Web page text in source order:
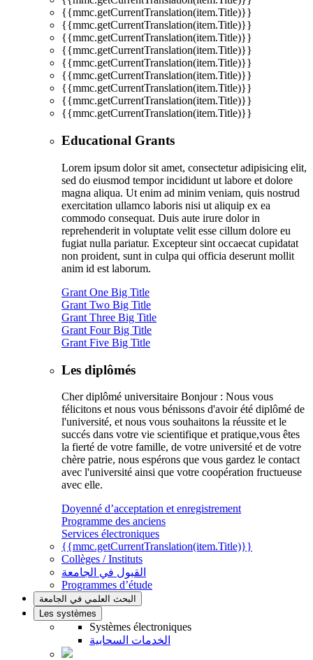
{{mmc.getCurrentTranslation(item.Title)}}
{{mmc.getCurrentTranslation(item.Title)}}
{{mmc.getCurrentTranslation(item.Title)}}
{{mmc.getCurrentTranslation(item.Title)}}
{{mmc.getCurrentTranslation(item.Title)}}
{{mmc.getCurrentTranslation(item.Title)}}
{{mmc.getCurrentTranslation(item.Title)}}
{{mmc.getCurrentTranslation(item.Title)}}
{{mmc.getCurrentTranslation(item.Title)}}
Educational Grants
Lorem ipsum dolor sit amet, consectetur adipisicing elit,
sed do eiusmod tempor incididunt ut labore et dolore
magna aliqua. Ut enim ad minim veniam, quis nostrud
exercitation ullamco laboris nisi ut aliquip ex ea
commodo consequat. Duis aute irure dolor in
reprehenderit in voluptate velit esse cillum dolore eu
fugiat nulla pariatur. Excepteur sint occaecat cupidatat
non proident, sunt in culpa qui officia deserunt mollit
anim id est laborum.
Grant One Big Title
Grant Two Big Title
Grant Three Big Title
Grant Four Big Title
Grant Five Big Title
Les diplômés
Cher diplômé universitaire Bonjour : Nous vous
félicitons et nous vous bénissons d'avoir été diplômé de
l'université, et nous vous souhaitons la réussite et le
succés dans votre vie scientifique et pratique,vous êtes
la fierté de votre famille, de votre université et de votre
chère patrie, nous espérons que vous gardez le contact
avec l'université ainsi que votre coopération fructueuse
avec elle.
Doyenné d’acceptation et enregistrement
Programme des anciens
Services électroniques
{{mmc.getCurrentTranslation(item.Title)}}
Collèges / Instituts
القبول في الجامعة
Programmes d’étude
البحث العلمي في الجامعة
Les systèmes
Systèmes électroniques
الخدمات السحابية